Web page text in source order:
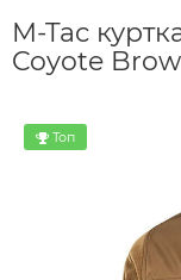
M-Tac
Coyote
Топ